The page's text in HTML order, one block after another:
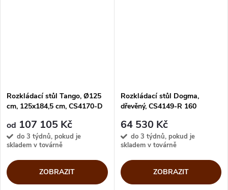
Rozkládací stůl Tango, Ø125
cm, 125x184,5 cm, CS4170-D
od 107 105 Kč
do 3 týdnů, pokud je
skladem v továrně
ZOBRAZIT
Rozkládací stůl Dogma,
dřevěný, CS4149-R 160
64 530 Kč
do 3 týdnů, pokud je
skladem v továrně
ZOBRAZIT